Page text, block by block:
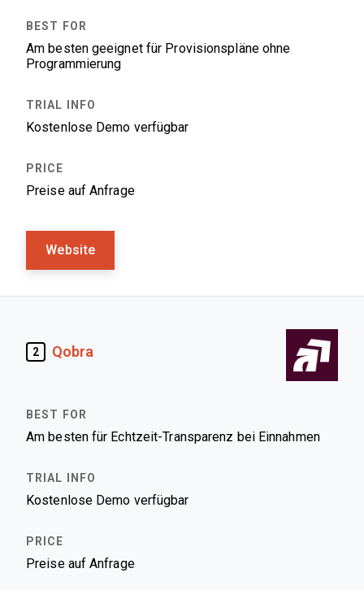
Am besten geeignet für Provisionspläne ohne
Programmierung
Kostenlose Demo verfügbar
Preise auf Anfrage
Website
2 Qobra
Am besten für Echtzeit-Transparenz bei Einnahmen
Kostenlose Demo verfügbar
Preise auf Anfrage